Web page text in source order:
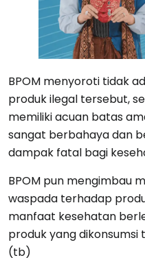
BPOM menyoroti tidak
produk ilegal tersebut,
memiliki acuan batas
sangat berbahaya dan
dampak fatal bagi
BPOM pun mengimbau
waspada terhadap
manfaat kesehatan
produk yang dikonsumsi
(tb)